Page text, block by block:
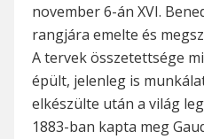
november 6-án XVI.
rangjára emelte és
A tervek összetettsége
épült, jelenleg is
elkészülte után a világ
1883-ban kapta meg